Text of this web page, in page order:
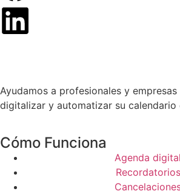
Ayudamos a profesionales y
digitalizar y automatizar su calendario
Cómo Funciona
Agenda digital
Recordatorios